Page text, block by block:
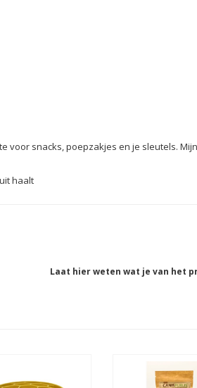
voor snacks, poepzakjes en je sleutels.
haalt
Wel een nadeel dat de tas op een gegeven
Laat hier weten wat je van het